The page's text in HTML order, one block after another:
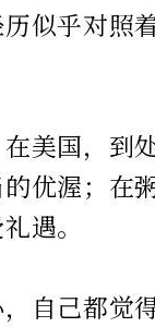
似乎对照
美国，到
优渥；在
遇。
自己都觉